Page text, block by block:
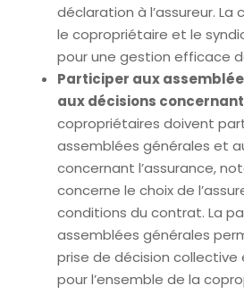
déclaration à l’assureur.
le copropriétaire et le
pour une gestion efficace
Participer aux
aux décisions
copropriétaires doivent
assemblées générales et
concernant l’assurance,
concerne le choix de
conditions du contrat. La
assemblées générales
prise de décision
pour l’ensemble de la